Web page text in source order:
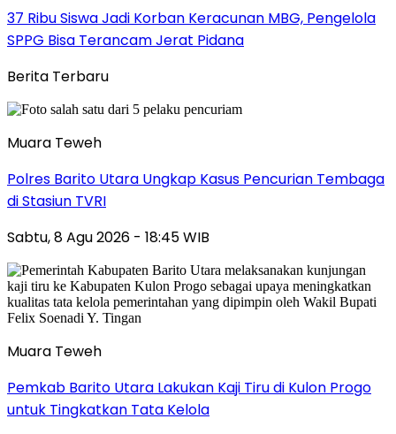
37 Ribu Siswa Jadi Korban Keracunan MBG, Pengelola
SPPG Bisa Terancam Jerat Pidana
Berita Terbaru
Muara Teweh
Polres Barito Utara Ungkap Kasus Pencurian Tembaga
di Stasiun TVRI
Sabtu, 8 Agu 2026 - 18:45 WIB
Muara Teweh
Pemkab Barito Utara Lakukan Kaji Tiru di Kulon Progo
untuk Tingkatkan Tata Kelola